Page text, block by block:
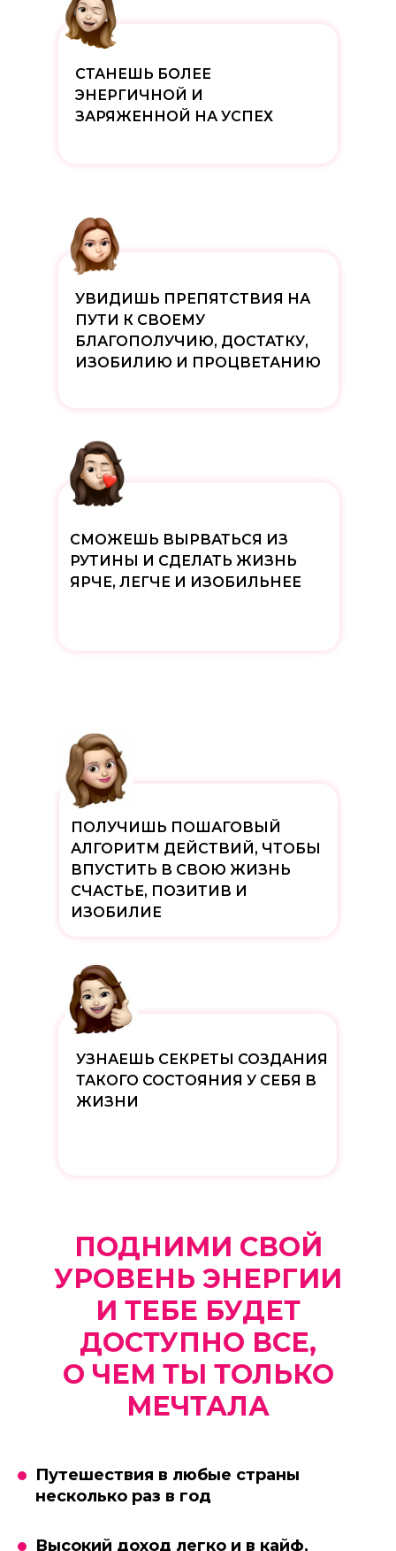
СТАНЕШЬ БОЛЕЕ
ЭНЕРГИЧНОЙ И
ЗАРЯЖЕННОЙ НА УСПЕХ
УВИДИШЬ ПРЕПЯТСТВИЯ НА
ПУТИ К СВОЕМУ
БЛАГОПОЛУЧИЮ, ДОСТАТКУ,
ИЗОБИЛИЮ И ПРОЦВЕТАНИЮ
СМОЖЕШЬ ВЫРВАТЬСЯ ИЗ
РУТИНЫ И СДЕЛАТЬ ЖИЗНЬ
ЯРЧЕ, ЛЕГЧЕ И ИЗОБИЛЬНЕЕ
ПОЛУЧИШЬ ПОШАГОВЫЙ
АЛГОРИТМ ДЕЙСТВИЙ, ЧТОБЫ
ВПУСТИТЬ В СВОЮ ЖИЗНЬ
СЧАСТЬЕ, ПОЗИТИВ И
ИЗОБИЛИЕ
УЗНАЕШЬ СЕКРЕТЫ СОЗДАНИЯ
ТАКОГО СОСТОЯНИЯ У СЕБЯ В
ЖИЗНИ
ПОДНИМИ СВОЙ
УРОВЕНЬ ЭНЕРГИИ
И ТЕБЕ БУДЕТ
ДОСТУПНО ВСЕ,
О ЧЕМ ТЫ ТОЛЬКО
МЕЧТАЛА
Путешествия в любые страны
несколько раз в год
Высокий доход легко и в кайф,